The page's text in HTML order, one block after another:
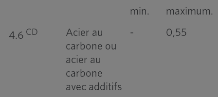
min.
maximum.
4.6 CD
Acier au
carbone ou
acier au
carbone
avec additifs
- 0,55